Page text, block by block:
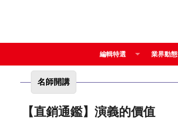
編輯特選 業界動態
名師開講
【直銷通鑑】演義的價值